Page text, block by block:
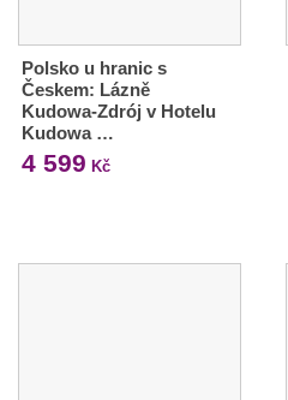
Polsko u hranic s
Českem: Lázně
Kudowa-Zdrój v Hotelu
Kudowa …
4 599 Kč